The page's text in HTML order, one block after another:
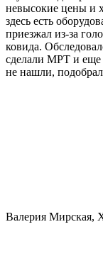
невысокие цены и
здесь есть
приезжал из-за
ковида.
сделали МРТ и еще
не нашли,
Валерия Мирская,